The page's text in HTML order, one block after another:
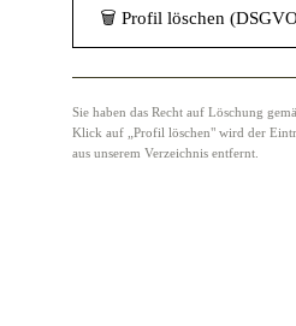
🗑 Profil löschen
Sie haben das Recht auf Löschung
Klick auf „Profil löschen" wird der
aus unserem Verzeichnis entfernt.